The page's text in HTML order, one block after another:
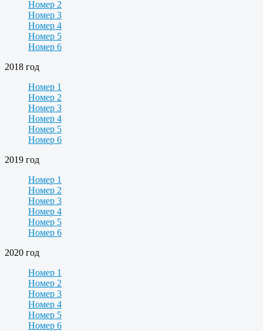
Номер 2
Номер 3
Номер 4
Номер 5
Номер 6
2018 год
Номер 1
Номер 2
Номер 3
Номер 4
Номер 5
Номер 6
2019 год
Номер 1
Номер 2
Номер 3
Номер 4
Номер 5
Номер 6
2020 год
Номер 1
Номер 2
Номер 3
Номер 4
Номер 5
Номер 6